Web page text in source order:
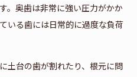
。奥歯は非常に強い圧力がかか
いる歯には日常的に過度な負荷
土台の歯が割れたり、根元に問